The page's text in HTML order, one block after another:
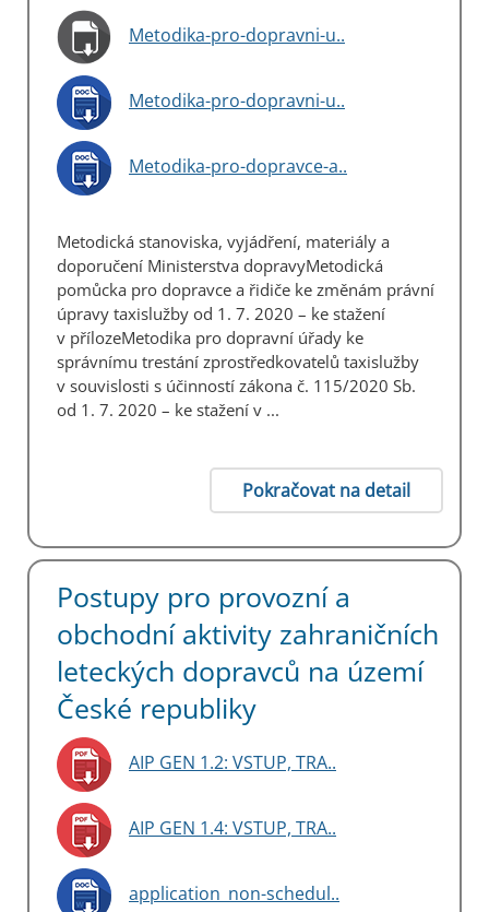
Metodika-pro-dopravni-u..
Metodika-pro-dopravni-u..
Metodika-pro-dopravce-a..
Metodická stanoviska, vyjádření, materiály a
doporučení Ministerstva dopravyMetodická
pomůcka pro dopravce a řidiče ke změnám právní
úpravy taxislužby od 1. 7. 2020 – ke stažení
v přílozeMetodika pro dopravní úřady ke
správnímu trestání zprostředkovatelů taxislužby
v souvislosti s účinností zákona č. 115/2020 Sb.
od 1. 7. 2020 – ke stažení v ...
Pokračovat na detail
Postupy pro provozní a
obchodní aktivity zahraničních
leteckých dopravců na území
České republiky
AIP GEN 1.2: VSTUP, TRA..
AIP GEN 1.4: VSTUP, TRA..
application_non-schedul..